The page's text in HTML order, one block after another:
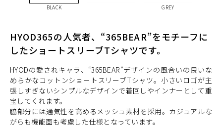
BLACK GREY
HYOD365の人気者、“365BEAR”をモチーフに
したショートスリーブTシャツです。
HYODの愛されキャラ、“365BEAR”デザインの風合いの良いな
めらかなコットンショートスリーブTシャツ。小さいロゴが主
張しすぎないシンプルなデザインで着回しやインナーとして重
宝してくれます。
脇部分には通気性を高めるメッシュ素材を採用。カジュアルな
がらも機能面も考慮した仕様となっています。